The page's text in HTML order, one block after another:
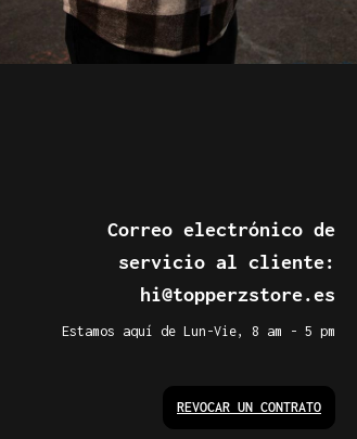
Correo electrónico de
servicio al cliente:
hi@topperzstore.es
Estamos aquí de Lun-Vie, 8 am - 5 pm
REVOCAR UN CONTRATO